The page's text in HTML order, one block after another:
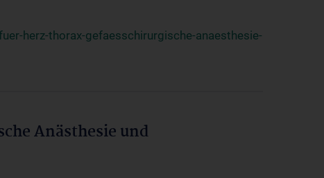
herz-thorax-gefaesschirurgische-anaesthesie-
Anästhesie und